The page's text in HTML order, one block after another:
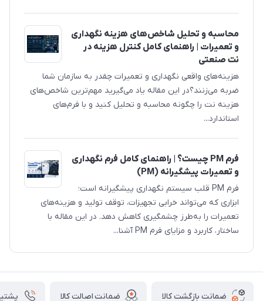
محاسبه و تحلیل شاخص‌های هزینه نگهداری
و تعمیرات | راهنمای کامل کنترل هزینه در
نت صنعتی
هزینه‌های واقعی نگهداری و تعمیرات چقدر به سازمان شما
ضربه می‌زنند؟در این مقاله یاد می‌گیرید مهم‌ترین شاخص‌های
هزینه نت را چگونه محاسبه و تحلیل کنید و با فرم‌های
استاندارد...
فرم PM چیست؟ | راهنمای کامل فرم نگهداری
و تعمیرات پیشگیرانه (PM)
فرم PM قلب سیستم نگهداری پیشگیرانه است؛
ابزاری که می‌تواند خرابی تجهیزات، توقف تولید و هزینه‌های
تعمیرات را به‌طرز چشمگیری کاهش دهد. در این مقاله با
ساختار، کاربرد و مزایای فرم PM آشنا...
ضمانت بازگشت کالا ضمانت اصالت کالا